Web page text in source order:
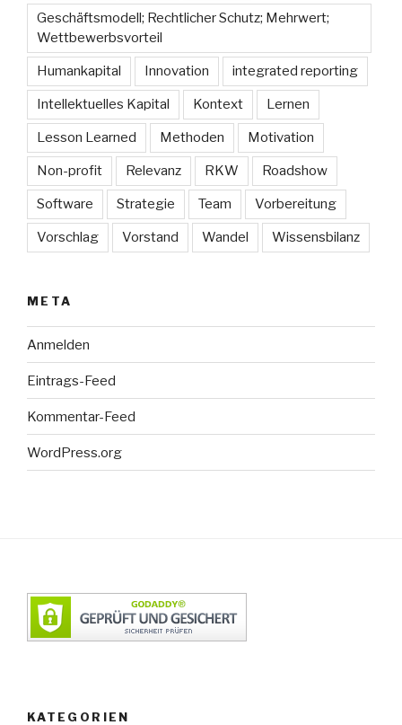
Geschäftsmodell; Rechtlicher Schutz; Mehrwert;
Wettbewerbsvorteil
Humankapital Innovation integrated reporting
Intellektuelles Kapital Kontext Lernen
Lesson Learned Methoden Motivation
Non-profit Relevanz RKW Roadshow
Software Strategie Team Vorbereitung
Vorschlag Vorstand Wandel Wissensbilanz
META
Anmelden
Eintrags-Feed
Kommentar-Feed
WordPress.org
KATEGORIEN